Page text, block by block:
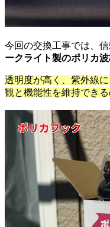
今回の交換工事では、
ークライト製のポリカ
透明度が高く、紫外線
観と機能性を維持できる